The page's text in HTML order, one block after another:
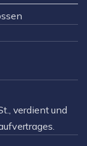
verdient und